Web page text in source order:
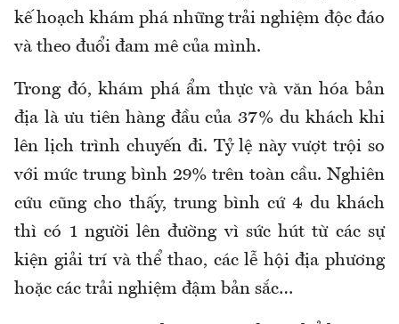
kế hoạch khám phá những trải nghiệm độc đáo
và theo đuổi đam mê của mình.
Trong đó, khám phá ẩm thực và văn hóa bản
địa là ưu tiên hàng đầu của 37% du khách khi
lên lịch trình chuyến đi. Tỷ lệ này vượt trội so
với mức trung bình 29% trên toàn cầu. Nghiên
cứu cũng cho thấy, trung bình cứ 4 du khách
thì có 1 người lên đường vì sức hút từ các sự
kiện giải trí và thể thao, các lễ hội địa phương
hoặc các trải nghiệm đậm bản sắc…